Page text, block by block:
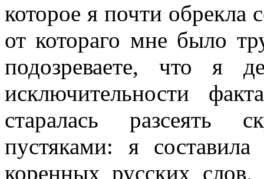
которое я почти обрекла
от котораго мне было
подозреваете, что я
исключительности
старалась разсеять
пустяками: я
коренных русских слов,